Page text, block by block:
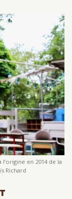
en 2014 de la
Richard